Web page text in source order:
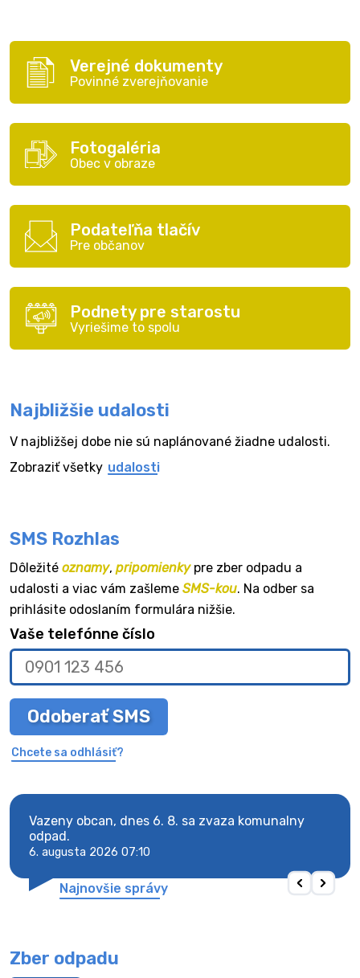
Verejné dokumenty
Povinné zverejňovanie
Fotogaléria
Obec v obraze
Podateľňa tlačív
Pre občanov
Podnety pre starostu
Vyriešime to spolu
Najbližšie udalosti
V najbližšej dobe nie sú naplánované žiadne udalosti.
Zobraziť všetky udalosti
SMS Rozhlas
Dôležité oznamy, pripomienkypre zber odpadu a
udalosti a viac vám zašleme SMS-kou. Na odber sa
prihlásite odoslaním formulára nižšie.
Vaše telefónne číslo
Odoberať SMS
Chcete sa odhlásiť?
Vazeny obcan, dnes 6. 8. sa zvaza komunalny
odpad.
6. augusta 2026 07:10
Najnovšie správy
Zber odpadu